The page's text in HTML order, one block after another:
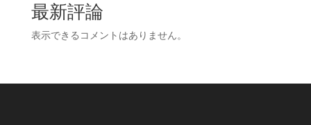
最新評論
表示できるコメントはありません。